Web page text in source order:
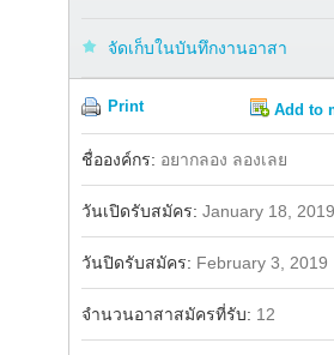
จัดเก็บในบันทึกงานอาสา
Print Add to
ชื่อองค์กร: อยากลอง ลองเลย
วันเปิดรับสมัคร: January 18, 2019
วันปิดรับสมัคร: February 3, 2019
จำนวนอาสาสมัครที่รับ: 12